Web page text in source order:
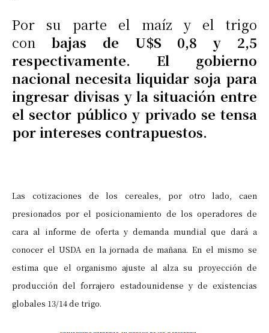
Por su parte el maíz y el trigo
con bajas de U$S 0,8 y 2,5
respectivamente. El gobierno
nacional necesita liquidar soja para
ingresar divisas y la situación entre
el sector público y privado se tensa
por intereses contrapuestos.
Las cotizaciones de los cereales, por otro lado, caen
presionados por el posicionamiento de los operadores de
cara al informe de oferta y demanda mundial que dará a
conocer el USDA en la jornada de mañana. En el mismo se
estima que el organismo ajuste al alza su proyección de
producción del forrajero estadounidense y de existencias
globales 13/14 de trigo.